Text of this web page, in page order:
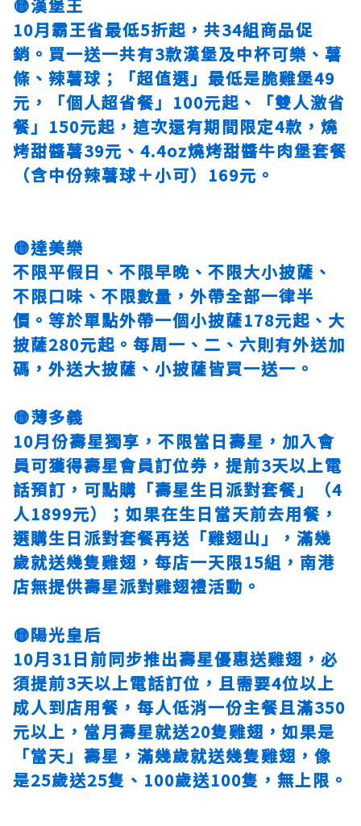
🟡漢堡王
10月霸王省最低5折起，共34組商品促
銷。買一送一共有3款漢堡及中杯可樂、薯
條、辣薯球；「超值選」最低是脆雞堡49
元，「個人超省餐」100元起、「雙人激省
餐」150元起，這次還有期間限定4款，燒
烤甜醬薯39元、4.4oz燒烤甜醬牛肉堡套餐
（含中份辣薯球＋小可）169元。
🟡達美樂
不限平假日、不限早晚、不限大小披薩、
不限口味、不限數量，外帶全部一律半
價。等於單點外帶一個小披薩178元起、大
披薩280元起。每周一、二、六則有外送加
碼，外送大披薩、小披薩皆買一送一。
🟡薄多義
10月份壽星獨享，不限當日壽星，加入會
員可獲得壽星會員訂位券，提前3天以上電
話預訂，可點購「壽星生日派對套餐」（4
人1899元）；如果在生日當天前去用餐，
選購生日派對套餐再送「雞翅山」，滿幾
歲就送幾隻雞翅，每店一天限15組，南港
店無提供壽星派對雞翅禮活動。
🟡陽光皇后
10月31日前同步推出壽星優惠送雞翅，必
須提前3天以上電話訂位，且需要4位以上
成人到店用餐，每人低消一份主餐且滿350
元以上，當月壽星就送20隻雞翅，如果是
「當天」壽星，滿幾歲就送幾隻雞翅，像
是25歲送25隻、100歲送100隻，無上限。